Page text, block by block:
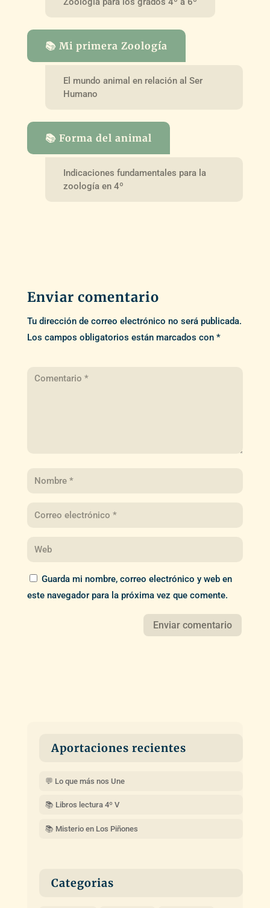
📚 Mi primera Zoología
El mundo animal en relación al Ser
Humano
📚 Forma del animal
Indicaciones fundamentales para la
zoología en 4º
Enviar comentario
Tu dirección de correo electrónico no será publicada.
Los campos obligatorios están marcados con *
Guarda mi nombre, correo electrónico y web en
este navegador para la próxima vez que comente.
Aportaciones recientes
💬 Lo que más nos Une
📚 Libros lectura 4º V
📚 Misterio en Los Piñones
Categorias